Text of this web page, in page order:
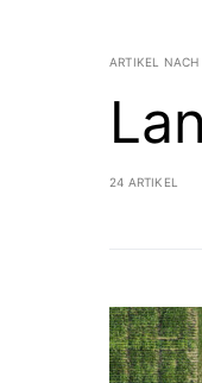
ARTIKEL NACH
24 ARTIKEL